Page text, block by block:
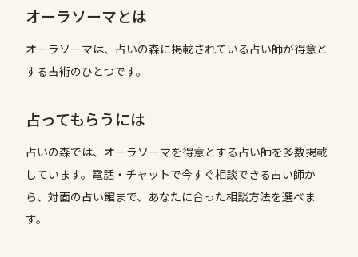
オーラソーマとは
オーラソーマは、占いの森に掲載されている占い師が得意と
する占術のひとつです。
占ってもらうには
占いの森では、 オーラソーマを得意とする占い師を多数掲載
しています。電話・チャットで今すぐ相談できる占い師か
ら、対面の占い館まで、あなたに合った相談方法を選べま
す。